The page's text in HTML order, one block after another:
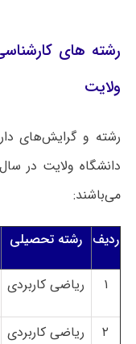
ولایت
رشته و گرایش‌های
می‌باشند:
ردیف رشته تحصیلی
۱ ریاضی کاربردی
۲ ریاضی کاربردی